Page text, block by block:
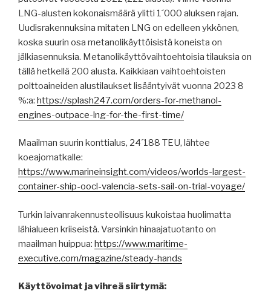
LNG-alusten kokonaismäärä ylitti 1´000 aluksen rajan.
Uudisrakennuksina mitaten LNG on edelleen ykkönen,
koska suurin osa metanolikäyttöisistä koneista on
jälkiasennuksia. Metanolikäyttövaihtoehtoisia tilauksia on
tällä hetkellä 200 alusta. Kaikkiaan vaihtoehtoisten
polttoaineiden alustilaukset lisääntyivät vuonna 2023 8
%:a: https://splash247.com/orders-for-methanol-
engines-outpace-lng-for-the-first-time/
Maailman suurin konttialus, 24´188 TEU, lähtee
koeajomatkalle:
https://www.marineinsight.com/videos/worlds-largest-
container-ship-oocl-valencia-sets-sail-on-trial-voyage/
Turkin laivanrakennusteollisuus kukoistaa huolimatta
lähialueen kriiseistä. Varsinkin hinaajatuotanto on
maailman huippua: https://www.maritime-
executive.com/magazine/steady-hands
Käyttövoimat ja vihreä siirtymä: